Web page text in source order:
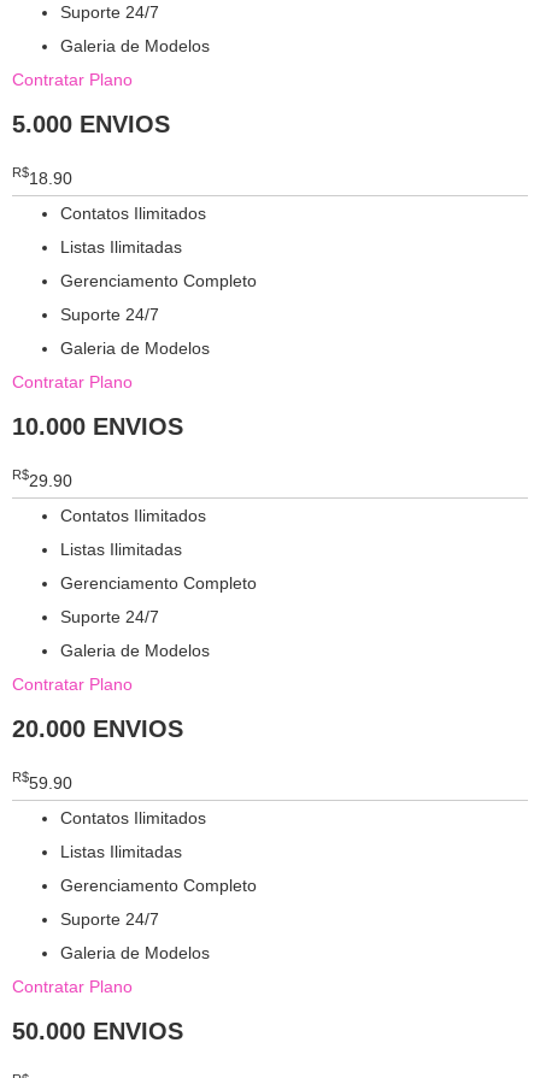
Suporte 24/7
Galeria de Modelos
Contratar Plano
5.000 ENVIOS
R$18.90
Contatos Ilimitados
Listas Ilimitadas
Gerenciamento Completo
Suporte 24/7
Galeria de Modelos
Contratar Plano
10.000 ENVIOS
R$29.90
Contatos Ilimitados
Listas Ilimitadas
Gerenciamento Completo
Suporte 24/7
Galeria de Modelos
Contratar Plano
20.000 ENVIOS
R$59.90
Contatos Ilimitados
Listas Ilimitadas
Gerenciamento Completo
Suporte 24/7
Galeria de Modelos
Contratar Plano
50.000 ENVIOS